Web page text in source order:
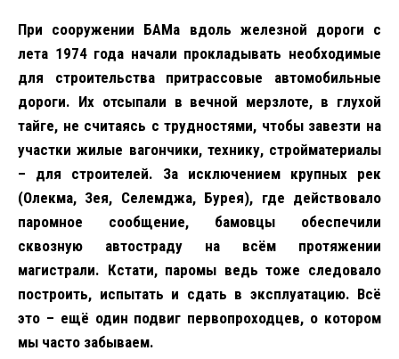
При сооружении БАМа вдоль железной дороги с
лета 1974 года начали прокладывать необходимые
для строительства притрассовые автомобильные
дороги. Их отсыпали в вечной мерзлоте, в глухой
тайге, не считаясь с трудностями, чтобы завезти на
участки жилые вагончики, технику, стройматериалы
– для строителей. За исключением крупных рек
(Олекма, Зея, Селемджа, Бурея), где действовало
паромное сообщение, бамовцы обеспечили
сквозную автостраду на всём протяжении
магистрали. Кстати, паромы ведь тоже следовало
построить, испытать и сдать в эксплуатацию. Всё
это – ещё один подвиг первопроходцев, о котором
мы часто забываем.